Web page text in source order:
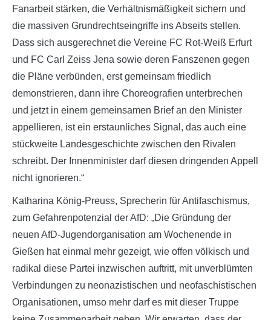
Fanarbeit stärken, die Verhältnismäßigkeit sichern und
die massiven Grundrechtseingriffe ins Abseits stellen.
Dass sich ausgerechnet die Vereine FC Rot-Weiß Erfurt
und FC Carl Zeiss Jena sowie deren Fanszenen gegen
die Pläne verbünden, erst gemeinsam friedlich
demonstrieren, dann ihre Choreografien unterbrechen
und jetzt in einem gemeinsamen Brief an den Minister
appellieren, ist ein erstaunliches Signal, das auch eine
stückweite Landesgeschichte zwischen den Rivalen
schreibt. Der Innenminister darf diesen dringenden Appell
nicht ignorieren.“
Katharina König-Preuss, Sprecherin für Antifaschismus,
zum Gefahrenpotenzial der AfD: „Die Gründung der
neuen AfD-Jugendorganisation am Wochenende in
Gießen hat einmal mehr gezeigt, wie offen völkisch und
radikal diese Partei inzwischen auftritt, mit unverblümten
Verbindungen zu neonazistischen und neofaschistischen
Organisationen, umso mehr darf es mit dieser Truppe